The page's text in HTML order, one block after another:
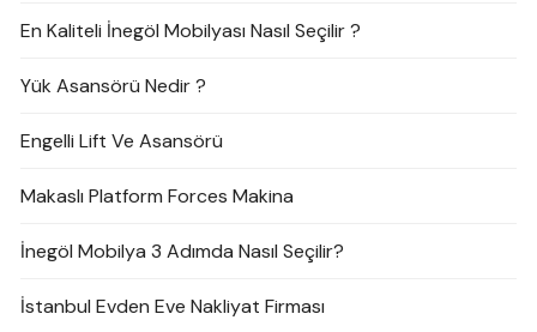
En Kaliteli İnegöl Mobilyası Nasıl Seçilir ?
Yük Asansörü Nedir ?
Engelli Lift Ve Asansörü
Makaslı Platform Forces Makina
İnegöl Mobilya 3 Adımda Nasıl Seçilir?
İstanbul Evden Eve Nakliyat Firması